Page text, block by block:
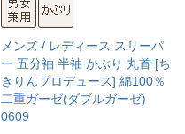
メンズ / レディース スリーパ
ー 五分袖 半袖 かぶり 丸首 [ち
きりんプロデュース] 綿100％
二重ガーゼ(ダブルガーゼ)
0609